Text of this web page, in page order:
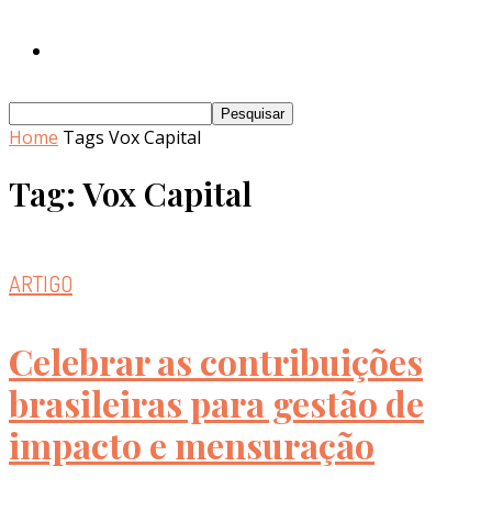
Home Tags Vox Capital
Tag: Vox Capital
ARTIGO
Celebrar as contribuições
brasileiras para gestão de
impacto e mensuração